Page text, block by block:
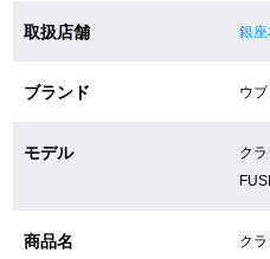
腕時計サイズ調整サービス
取扱店舗 銀
ブランド ウ
モデル
ク
商品名 ク